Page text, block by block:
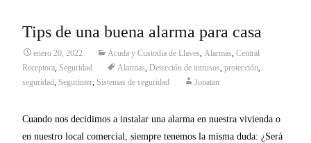
Tips de una buena alarma para casa
enero 20, 2022 Acuda y Custodia de Llaves, Alarmas, Central
Receptora, Seguridad Alarmas, Detección de intrusos, protección,
seguridad, Segurinter, Sistemas de seguridad Jonatan
Cuando nos decidimos a instalar una alarma en nuestra vivienda o
en nuestro local comercial, siempre tenemos la misma duda: ¿Será